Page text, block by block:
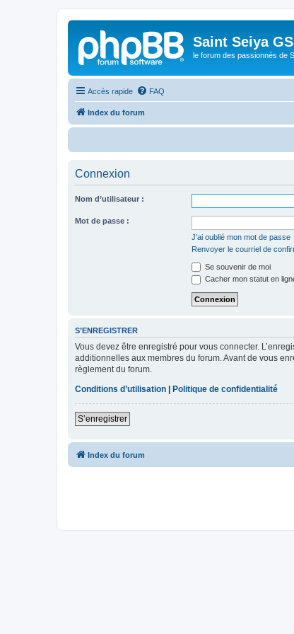
Saint Seiya
le forum des passionnés de
Accès rapide FAQ
Index du forum
Connexion
Nom d’utilisateur :
Mot de passe :
J’ai oublié mon mot de passe
Renvoyer le courriel de
Se souvenir de moi
Cacher mon statut en
S’ENREGISTRER
Vous devez être enregistré pour vous connecter.
additionnelles aux membres du forum. Avant de vous
règlement du forum.
Conditions d’utilisation
Politique de confidentialité
S’enregistrer
Index du forum